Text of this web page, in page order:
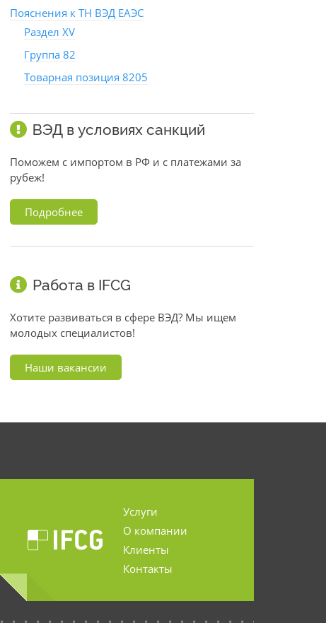
Пояснения к ТН ВЭД ЕАЭС
Раздел XV
Группа 82
Товарная позиция 8205
ВЭД в условиях санкций
Поможем с импортом в РФ и с платежами за
рубеж!
Подробнее
Работа в IFCG
Хотите развиваться в сфере ВЭД? Мы ищем
молодых специалистов!
Наши вакансии
Услуги
О компании
Клиенты
Контакты